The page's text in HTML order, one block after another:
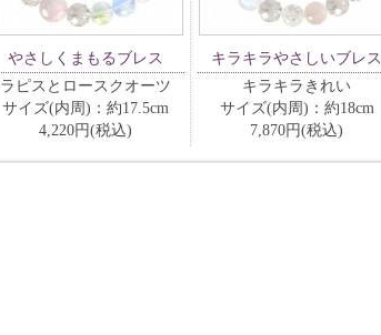
やさしくまもるブレス
ラピスとロースクオーツ
サイズ(内周)：約17.5cm
4,220円(税込)
キラキラやさしいブレス
キラキラきれい
サイズ(内周)：約18cm
7,870円(税込)